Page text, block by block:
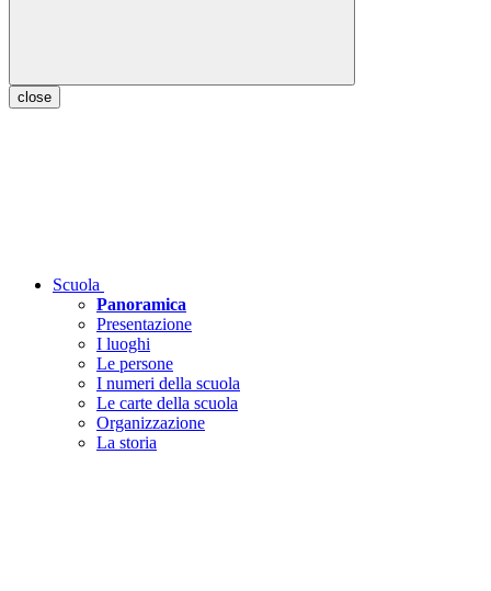
close
Scuola
Panoramica
Presentazione
I luoghi
Le persone
I numeri della scuola
Le carte della scuola
Organizzazione
La storia